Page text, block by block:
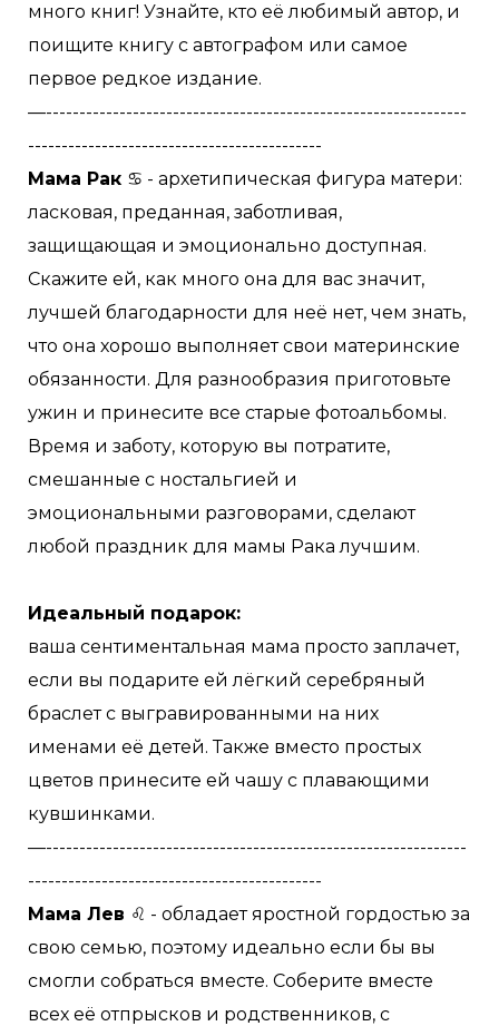
много книг! Узнайте, кто её любимый автор, и
поищите книгу с автографом или самое
первое редкое издание.
—---------------------------------------------------------------
--------------------------------------------
Мама Рак ♋️ - архетипическая фигура матери:
ласковая, преданная, заботливая,
защищающая и эмоционально доступная.
Скажите ей, как много она для вас значит,
лучшей благодарности для неё нет, чем знать,
что она хорошо выполняет свои материнские
обязанности. Для разнообразия приготовьте
ужин и принесите все старые фотоальбомы.
Время и заботу, которую вы потратите,
смешанные с ностальгией и
эмоциональными разговорами, сделают
любой праздник для мамы Рака лучшим.
Идеальный подарок:
ваша сентиментальная мама просто заплачет,
если вы подарите ей лёгкий серебряный
браслет с выгравированными на них
именами её детей. Также вместо простых
цветов принесите ей чашу с плавающими
кувшинками.
—---------------------------------------------------------------
--------------------------------------------
Мама Лев ♌️ - обладает яростной гордостью за
свою семью, поэтому идеально если бы вы
смогли собраться вместе. Соберите вместе
всех её отпрысков и родственников, с